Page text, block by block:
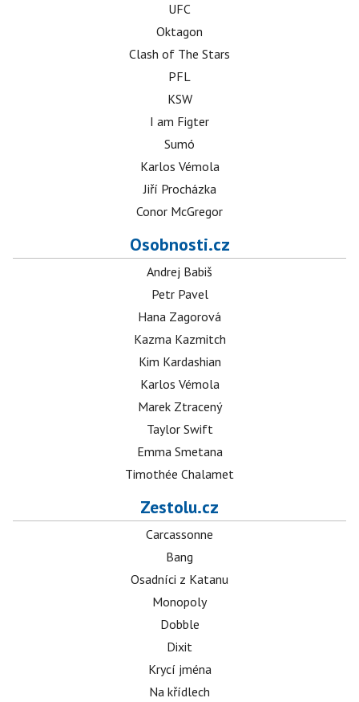
UFC
Oktagon
Clash of The Stars
PFL
KSW
I am Figter
Sumó
Karlos Vémola
Jiří Procházka
Conor McGregor
Osobnosti.cz
Andrej Babiš
Petr Pavel
Hana Zagorová
Kazma Kazmitch
Kim Kardashian
Karlos Vémola
Marek Ztracený
Taylor Swift
Emma Smetana
Timothée Chalamet
Zestolu.cz
Carcassonne
Bang
Osadníci z Katanu
Monopoly
Dobble
Dixit
Krycí jména
Na křídlech